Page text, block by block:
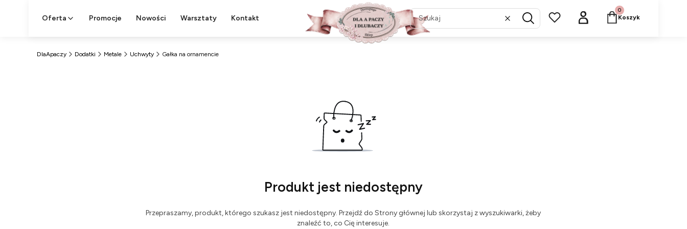
Oferta Promocje Nowości Warsztaty Kontakt WyczyśćSzukaj
Produkty w koszyku:
Koszyk
DlaApaczy Dodatki Metale Uchwyty Gałka na ornamencie
Produkt jest niedostępny
Przepraszamy, produkt, którego szukasz jest niedostępny. Przejdź do Strony głównej lub skorzystaj z wyszukiwarki, żeby
znaleźć to, co Cię interesuje.